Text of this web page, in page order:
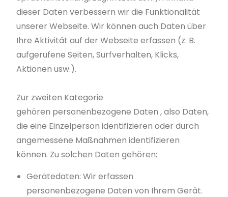
dieser Daten verbessern wir die Funktionalität
unserer Webseite. Wir können auch Daten über
Ihre Aktivität auf der Webseite erfassen (z. B.
aufgerufene Seiten, Surfverhalten, Klicks,
Aktionen usw.).
Zur zweiten Kategorie
gehören personenbezogene Daten , also Daten,
die eine Einzelperson identifizieren oder durch
angemessene Maßnahmen identifizieren
können. Zu solchen Daten gehören:
Gerätedaten: Wir erfassen
personenbezogene Daten von Ihrem Gerät.